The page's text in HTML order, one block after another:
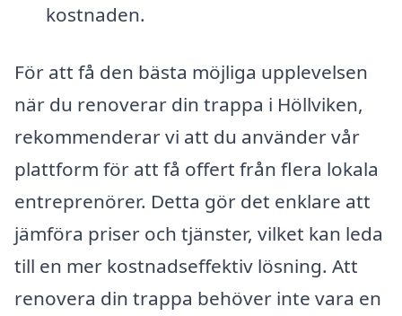
kostnaden.
För att få den bästa möjliga upplevelsen
när du renoverar din trappa i Höllviken,
rekommenderar vi att du använder vår
plattform för att få offert från flera lokala
entreprenörer. Detta gör det enklare att
jämföra priser och tjänster, vilket kan leda
till en mer kostnadseffektiv lösning. Att
renovera din trappa behöver inte vara en